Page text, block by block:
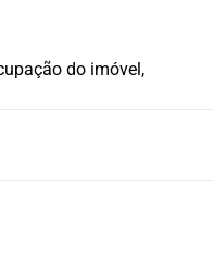
do imóvel,